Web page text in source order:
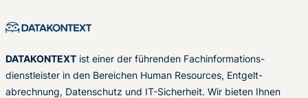
DATAKONTEXT ist einer der führenden Fachinformations-
dienstleister in den Bereichen Human Resources, Entgelt-
abrechnung, Datenschutz und IT-Sicherheit. Wir bieten Ihnen